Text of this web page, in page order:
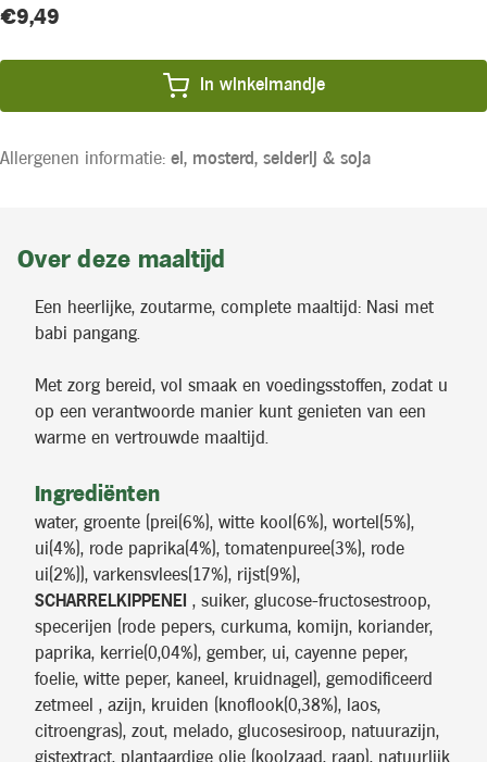
Huidige
Product
€9,49
In winkelmandje
Allergenen informatie: ei, mosterd, selderij & soja
Over deze maaltijd
Een heerlijke, zoutarme, complete maaltijd: Nasi met
babi pangang.
Met zorg bereid, vol smaak en voedingsstoffen, zodat u
op een verantwoorde manier kunt genieten van een
warme en vertrouwde maaltijd.
Ingrediënten
water, groente (prei(6%), witte kool(6%), wortel(5%),
ui(4%), rode paprika(4%), tomatenpuree(3%), rode
ui(2%)), varkensvlees(17%), rijst(9%),
SCHARRELKIPPENEI , suiker, glucose-fructosestroop,
specerijen (rode pepers, curkuma, komijn, koriander,
paprika, kerrie(0,04%), gember, ui, cayenne peper,
foelie, witte peper, kaneel, kruidnagel), gemodificeerd
zetmeel , azijn, kruiden (knoflook(0,38%), laos,
citroengras), zout, melado, glucosesiroop, natuurazijn,
gistextract, plantaardige olie (koolzaad, raap), natuurlijk